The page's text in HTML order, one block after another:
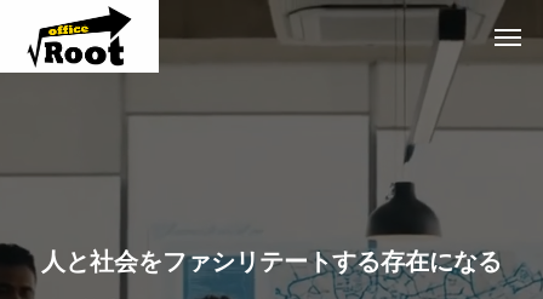
人と社会をファシリテートする存在になる